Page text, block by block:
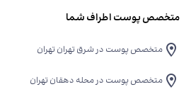
متخصص پوست اطراف شما
متخصص پوست در شرق تهران تهران
متخصص پوست در محله دهقان تهران